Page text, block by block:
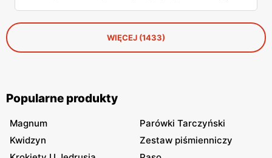
WIĘCEJ (1433)
Popularne produkty
Magnum
Parówki Tarczyński
Kwidzyn
Zestaw piśmienniczy